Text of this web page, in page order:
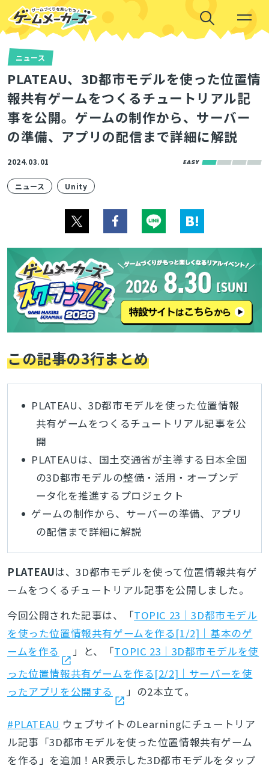
ニュース
PLATEAU、3D都市モデルを使った位置情
報共有ゲームをつくるチュートリアル記
事を公開。ゲームの制作から、サーバー
の準備、アプリの配信まで詳細に解説
2024.03.01
ニュース Unity
この記事の3行まとめ
PLATEAU、3D都市モデルを使った位置情報
共有ゲームをつくるチュートリアル記事を公
開
PLATEAUは、 国土交通省が主導する日本全国
の3D都市モデルの整備・活用・オープンデ
ータ化を推進するプロジェクト
ゲームの制作から、サーバーの準備、アプリ
の配信まで詳細に解説
PLATEAUは、3D都市モデルを使って位置情報共有ゲ
ームをつくるチュートリアル記事を公開しました。
今回公開された記事は、「TOPIC 23｜3D都市モデル
を使った位置情報共有ゲームを作る[1/2]｜基本のゲ
ームを作る
」と、「TOPIC 23｜3D都市モデルを使
った位置情報共有ゲームを作る[2/2]｜サーバーを使
ったアプリを公開する
」の2本立て。
#PLATEAU ウェブサイトのLearningにチュートリア
ル記事「3D都市モデルを使った位置情報共有ゲーム
を作る」を追加！AR表示した3D都市モデルをタップ